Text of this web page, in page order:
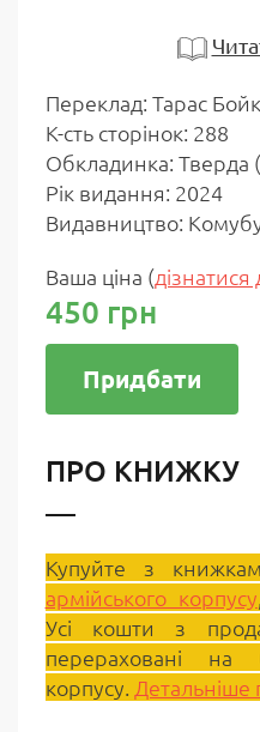
Переклад: Тарас
К-сть сторінок: 288
Обкладинка: Тверда
Рiк видання: 2024
Видавництво:
Ваша ціна (дізнатися
450 грн
Придбати
ПРО КНИЖКУ
Купуйте з
армійського корпусу
Усі кошти з
перераховані на
корпусу. Детальніше